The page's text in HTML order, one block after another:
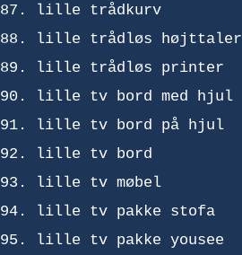
lille trådkurv
lille trådløs højttaler
lille trådløs printer
lille tv bord med hjul
lille tv bord på hjul
lille tv bord
lille tv møbel
lille tv pakke stofa
lille tv pakke yousee